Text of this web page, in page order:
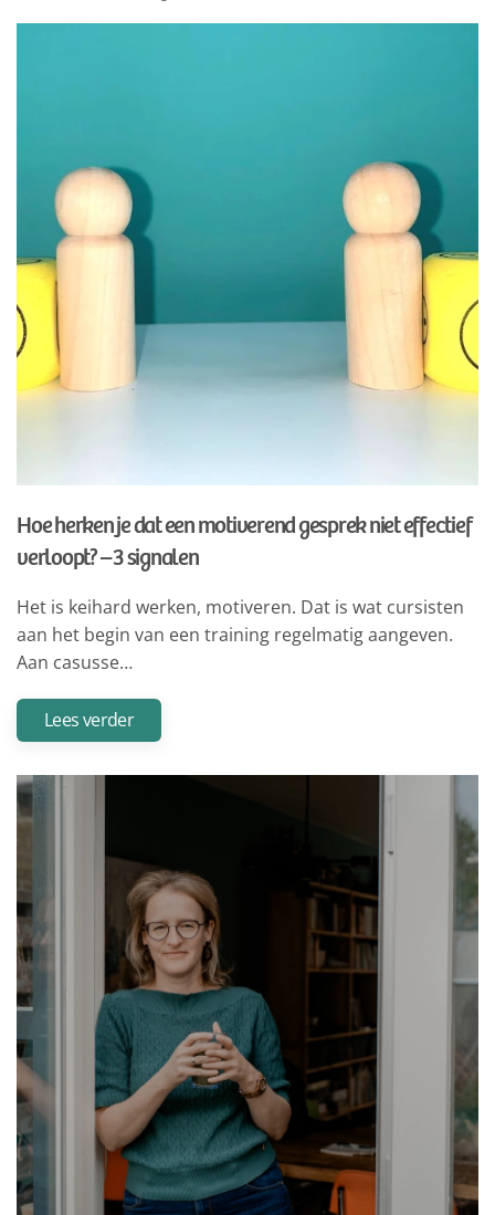
Hoe herken je dat een motiverend gesprek niet effectief
verloopt? – 3 signalen
Het is keihard werken, motiveren. Dat is wat cursisten
aan het begin van een training regelmatig aangeven.
Aan casusse…
Lees verder